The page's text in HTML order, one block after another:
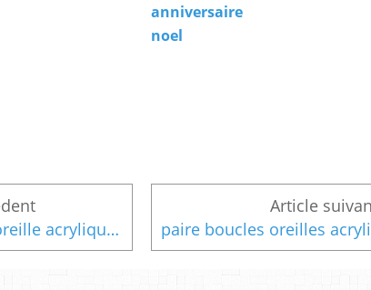
anniversaire
noel
paire boucle oreille acrylique,arbre feuillage fleur fruit tronc,marron rose vert orange,jaune violet bleu,crochets acier inox,pop art steampunk gothique edouardien,bijou femme homme unisexe,cadeau fete anniversaire noel,minimaliste arbre nature vegetal